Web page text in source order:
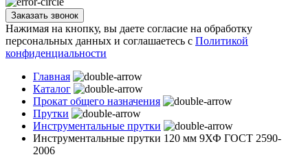
Заказать звонок
Нажимая на кнопку, вы даете согласие на обработку
персональных данных и соглашаетесь с Политикой
конфиденциальности
Главная
Каталог
Прокат общего назначения
Прутки
Инструментальные прутки
Инструментальные прутки 120 мм 9ХФ ГОСТ 2590-
2006